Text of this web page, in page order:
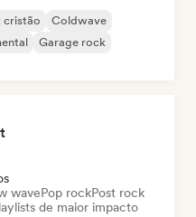
cristão
Coldwave
Garage rock
wavePop rockPost rock
de maior impacto